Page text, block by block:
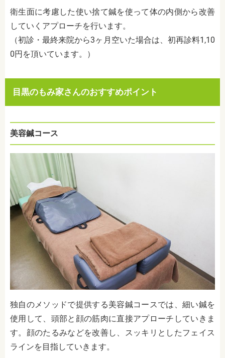
衛生面に考慮した使い捨て鍼を使って体の内側から改善
していくアプローチを行います。
（初診・最終来院から3ヶ月空いた場合は、初再診料1,10
0円を頂いています。）
目黒のもみ家さんのおすすめポイント
美容鍼コース
独自のメソッドで提供する美容鍼コースでは、細い鍼を
使用して、頭部と顔の筋肉に直接アプローチしていきま
す。顔のたるみなどを改善し、スッキリとしたフェイス
ラインを目指していきます。